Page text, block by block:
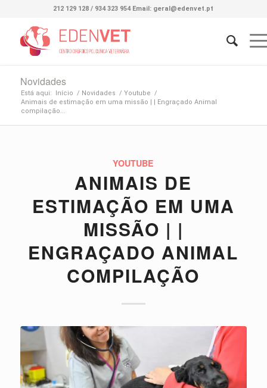
212 129 128 / 934 323 954 Email: geral@edenvet.pt
Novidades
Está aqui: Início / Novidades / Youtube /
Animais de estimação em uma missão | | Engraçado Animal
compilação...
YOUTUBE
ANIMAIS DE
ESTIMAÇÃO EM UMA
MISSÃO | |
ENGRAÇADO ANIMAL
COMPILAÇÃO